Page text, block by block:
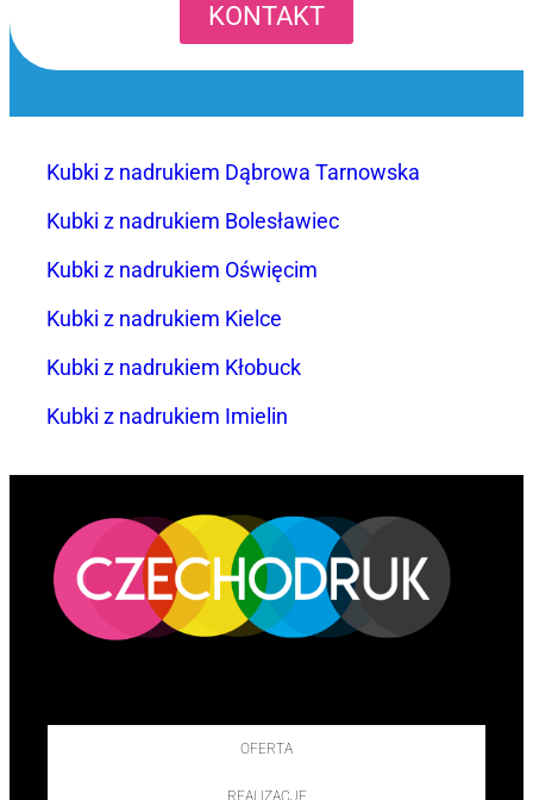
KONTAKT
Kubki z nadrukiem Dąbrowa Tarnowska
Kubki z nadrukiem Bolesławiec
Kubki z nadrukiem Oświęcim
Kubki z nadrukiem Kielce
Kubki z nadrukiem Kłobuck
Kubki z nadrukiem Imielin
OFERTA
REALIZACJE